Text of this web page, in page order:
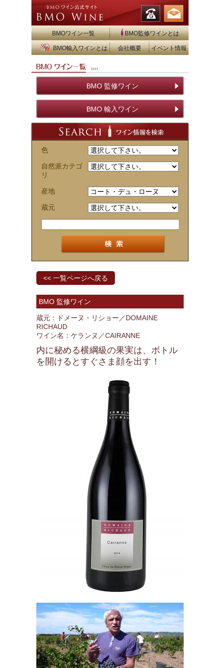
BMOワイン一覧 BMO監修ワインとは
BMO輸入ワインとは 会社概要 イベント情報
BMO 監修ワイン
BMO 輸入ワイン
色
自然派カテゴ
リ
産地
蔵元
<< 一覧ページへ戻る
BMO 監修ワイン
蔵元：ドメーヌ・リショー／DOMAINE
RICHAUD
ワイン名：ケランヌ／CAIRANNE
内に秘める横綱級の果実は、ボトル
を開けるとすぐさま顔を出す！